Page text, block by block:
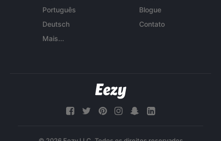
Português
Deutsch
Mais...
Blogue
Contato